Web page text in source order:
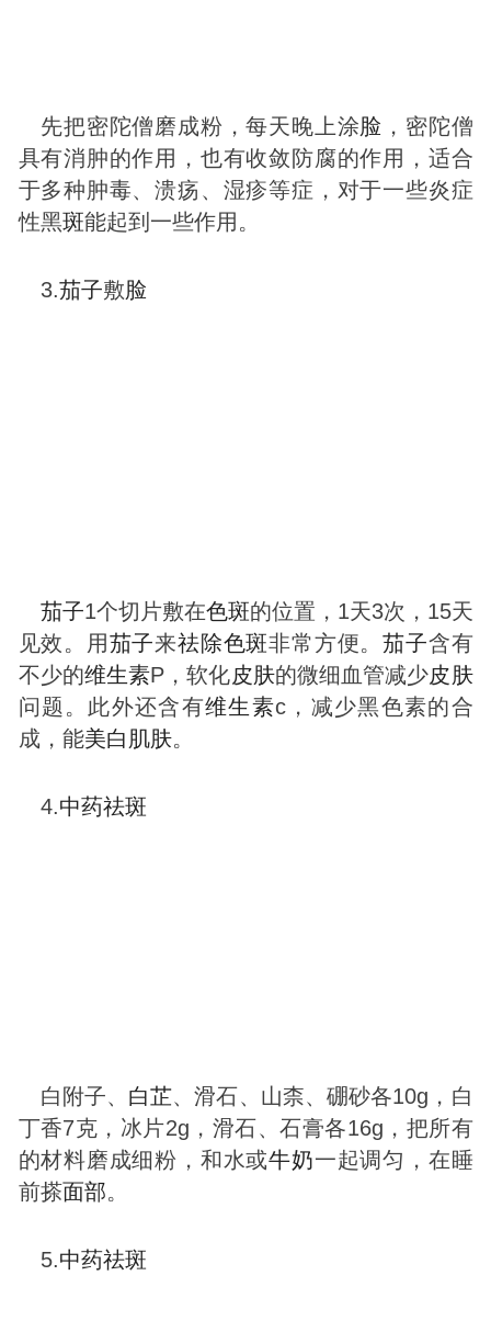
先把密陀僧磨成粉，每天晚上涂脸 ，密陀僧
具有消肿的作用，也有收敛防腐的作用，适合
于多种肿毒、溃疡、湿疹等症，对于一些炎症
性黑斑能起到一些作用。
3.茄子敷脸
茄子1个切片敷在色斑的位置，1天3次，15天
见效。用茄子来祛除色斑非常方便。茄子含有
不少的维生素P，软化皮肤的微细血管减少皮肤
问题。此外还含有维生素c，减少黑色素的合
成，能美白 肌肤。
4.中药祛斑
白附子、 白芷、滑石、山柰、硼砂各10g，白
丁香7克，冰片2g，滑石、石膏各16g，把所有
的材料磨成细粉，和水或牛奶一起调匀，在睡
前搽面部。
5.中药祛斑